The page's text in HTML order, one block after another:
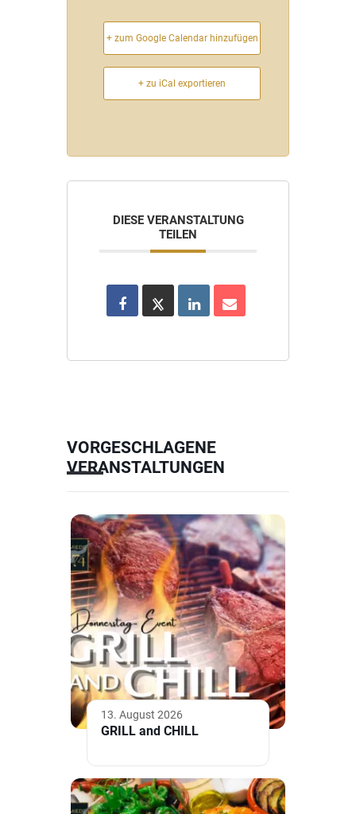
+ zum Google Calendar hinzufügen
+ zu iCal exportieren
DIESE VERANSTALTUNG
TEILEN
VORGESCHLAGENE
VERANSTALTUNGEN
13. August 2026
GRILL and CHILL